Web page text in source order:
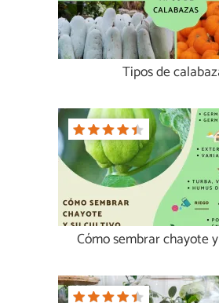
Tipos de
Cómo sembrar chayote